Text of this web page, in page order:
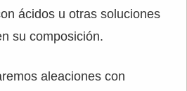
ácidos u otras soluciones
su composición.
aleaciones con